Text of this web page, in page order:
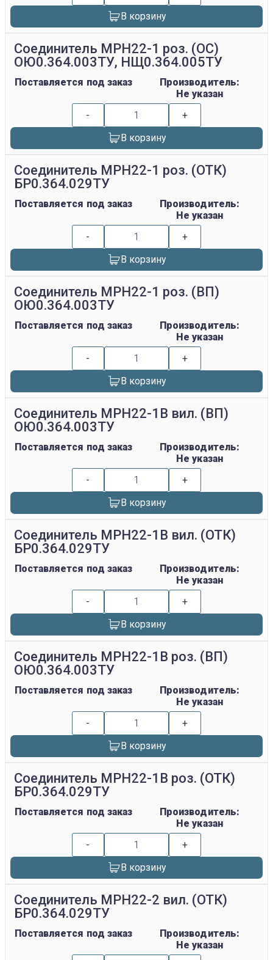
В корзину
Соединитель МРН22-1 роз. (ОС)
ОЮ0.364.003ТУ, НЩ0.364.005ТУ
Поставляется под заказ
Производитель:
Не указан
-
+
В корзину
Соединитель МРН22-1 роз. (ОТК)
БР0.364.029ТУ
Поставляется под заказ
Производитель:
Не указан
-
+
В корзину
Соединитель МРН22-1 роз. (ВП)
ОЮ0.364.003ТУ
Поставляется под заказ
Производитель:
Не указан
-
+
В корзину
Соединитель МРН22-1В вил. (ВП)
ОЮ0.364.003ТУ
Поставляется под заказ
Производитель:
Не указан
-
+
В корзину
Соединитель МРН22-1В вил. (ОТК)
БР0.364.029ТУ
Поставляется под заказ
Производитель:
Не указан
-
+
В корзину
Соединитель МРН22-1В роз. (ВП)
ОЮ0.364.003ТУ
Поставляется под заказ
Производитель:
Не указан
-
+
В корзину
Соединитель МРН22-1В роз. (ОТК)
БР0.364.029ТУ
Поставляется под заказ
Производитель:
Не указан
-
+
В корзину
Соединитель МРН22-2 вил. (ОТК)
БР0.364.029ТУ
Поставляется под заказ
Производитель:
Не указан